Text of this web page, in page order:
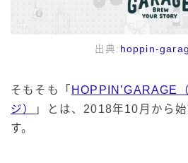
出典: hoppin-
そもそも「 HOPPIN’GARAGE
ジ）
」とは、2018年10月から
す。